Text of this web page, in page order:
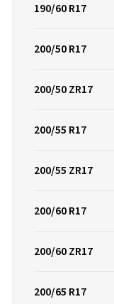
190/60 R17
200/50 R17
200/50 ZR17
200/55 R17
200/55 ZR17
200/60 R17
200/60 ZR17
200/65 R17